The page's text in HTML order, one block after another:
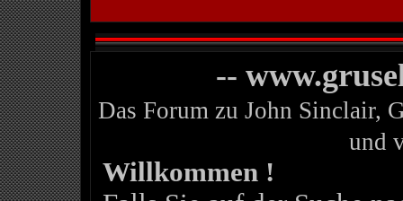
--
Das Forum zu John Sinclair,
und
Willkommen !